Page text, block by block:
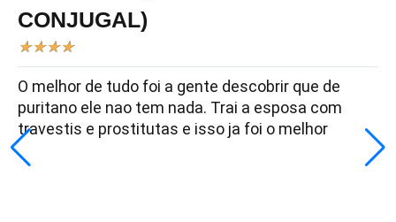
CONJUGAL)
★★★★
O melhor de tudo foi a gente descobrir que de
puritano ele nao tem nada. Trai a esposa com
travestis e prostitutas e isso ja foi o melhor